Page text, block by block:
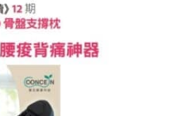
。
前
價
格：
NT$1,680。